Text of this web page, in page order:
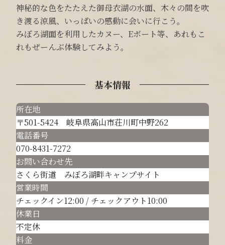
神秘的な色をたたえた御母衣湖の水面、木々の間を吹
き渡る涼風、いっぱいの感動に会いに行こう。
みぼろ湖面を利用したカヌー、 Eボート等、あれもこ
れもぜーんぶ体験してみよう。
基本情報
所在地
〒501-5424 岐阜県高山市荘川町中野262
電話番号
070-8431-7272
お問い合わせ先
さくら街道 みぼろ湖畔キャンプサイト
営業時間
チェックイン12:00 / チェックアウト10:00
休業日
不定休
料金